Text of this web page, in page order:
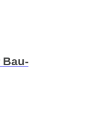
Bau-